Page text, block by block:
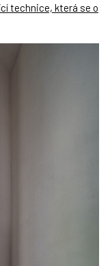
technice, která se o